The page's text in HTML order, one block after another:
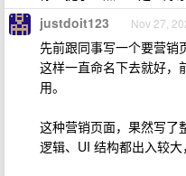
justdoit123 Nov 27,
先前跟同事写一个要营销
这样一直命名下去就好，
用。
这种营销页面，果然写了
逻辑、UI 结构都出入较大